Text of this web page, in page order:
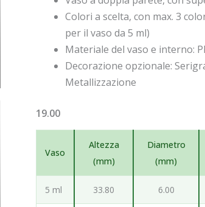
Colori a scelta, con max. 3
per il vaso da 5 ml)
Materiale del vaso e interno:
Decorazione opzionale:
Metallizzazione
19.00
Vaso
Altezza
(mm)
Diametro
(mm)
5 ml 33.80 6.00